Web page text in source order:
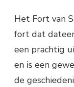
Het Fort van
fort dat
een prachtig
en is een
de